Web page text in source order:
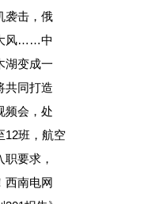
袭击，俄
风……中
湖变成一
共同打造
频会，处
12班，航空
要求，
西南电网